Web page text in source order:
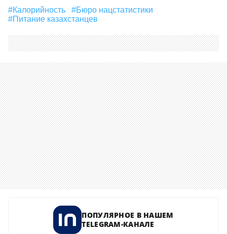
#калорийность
#Бюро нацстатистики
#питание казахстанцев